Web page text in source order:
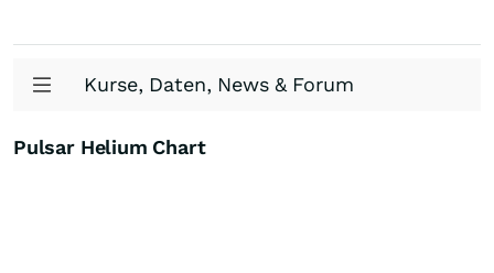
Kurse, Daten, News & Forum
Pulsar Helium Chart